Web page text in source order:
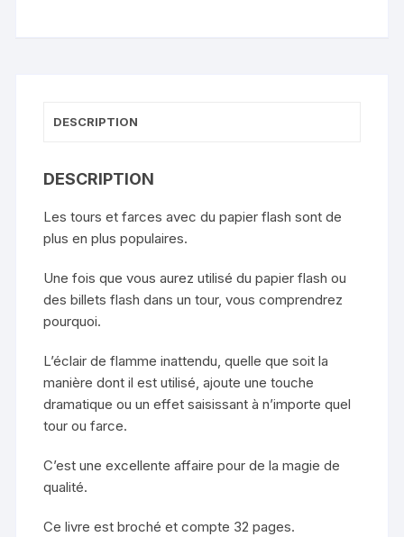
DESCRIPTION
DESCRIPTION
Les tours et farces avec du papier flash sont de
plus en plus populaires.
Une fois que vous aurez utilisé du papier flash ou
des billets flash dans un tour, vous comprendrez
pourquoi.
L’éclair de flamme inattendu, quelle que soit la
manière dont il est utilisé, ajoute une touche
dramatique ou un effet saisissant à n’importe quel
tour ou farce.
C’est une excellente affaire pour de la magie de
qualité.
Ce livre est broché et compte 32 pages.